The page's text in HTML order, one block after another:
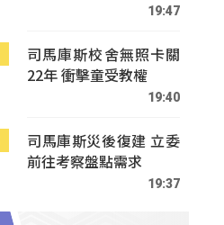
19:47
司馬庫斯校舍無照卡關
22年 衝擊童受教權
19:40
司馬庫斯災後復建 立委
前往考察盤點需求
19:37